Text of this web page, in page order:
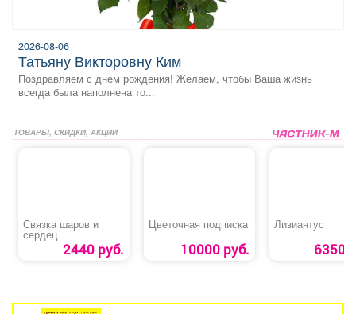
2026-08-06
Татьяну Викторовну Ким
Поздравляем с днем рождения! Желаем, чтобы Ваша жизнь
всегда была наполнена то...
ТОВАРЫ, СКИДКИ, АКЦИИ
Связка шаров и
сердец
2440 руб.
Цветочная подписка
10000 руб.
Лизиантус
6350